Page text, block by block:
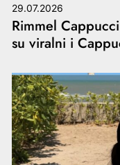
29.07.2026
Rimmel
su viralni i